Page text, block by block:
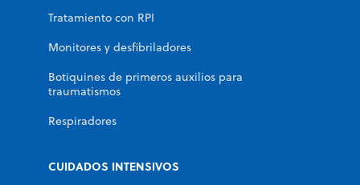
Tratamiento con RPI
Monitores y desfibriladores
Botiquines de primeros auxilios para
traumatismos
Respiradores
CUIDADOS INTENSIVOS